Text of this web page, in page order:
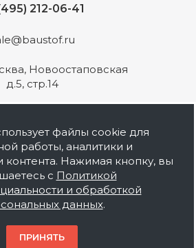
212-06-41
Новоостаповская
д.5, стр.14
Баустов. Собственное
продукции,
продажа строительных
объектов под ключ.
носит ознакомительный
публичной офертой.
файлы cookie для
работы, аналитики и
контента. Нажимая кнопку, вы
с Политикой
и обработкой
данных.
ПРИНЯТЬ